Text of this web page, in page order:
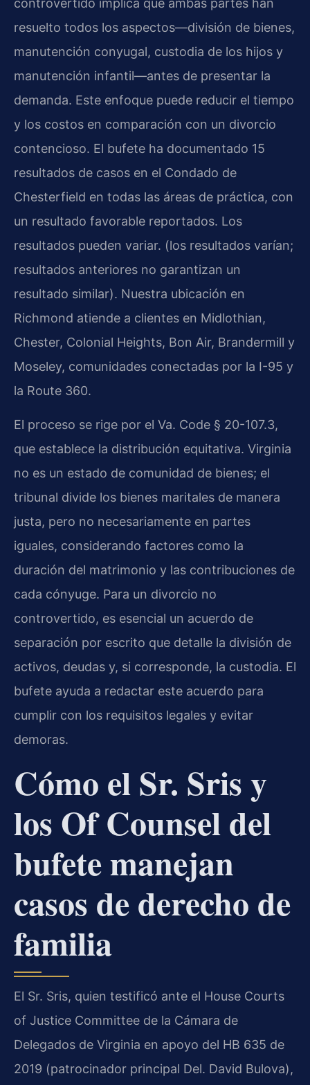
controvertido implica que ambas partes han
resuelto todos los aspectos—división de bienes,
manutención conyugal, custodia de los hijos y
manutención infantil—antes de presentar la
demanda. Este enfoque puede reducir el tiempo
y los costos en comparación con un divorcio
contencioso. El bufete ha documentado 15
resultados de casos en el Condado de
Chesterfield en todas las áreas de práctica, con
un resultado favorable reportados. Los
resultados pueden variar. (los resultados varían;
resultados anteriores no garantizan un
resultado similar). Nuestra ubicación en
Richmond atiende a clientes en Midlothian,
Chester, Colonial Heights, Bon Air, Brandermill y
Moseley, comunidades conectadas por la I-95 y
la Route 360.
El proceso se rige por el Va. Code § 20-107.3,
que establece la distribución equitativa. Virginia
no es un estado de comunidad de bienes; el
tribunal divide los bienes maritales de manera
justa, pero no necesariamente en partes
iguales, considerando factores como la
duración del matrimonio y las contribuciones de
cada cónyuge. Para un divorcio no
controvertido, es esencial un acuerdo de
separación por escrito que detalle la división de
activos, deudas y, si corresponde, la custodia. El
bufete ayuda a redactar este acuerdo para
cumplir con los requisitos legales y evitar
demoras.
Cómo el Sr. Sris y
los Of Counsel del
bufete manejan
casos de derecho de
familia
El Sr. Sris, quien testificó ante el House Courts
of Justice Committee de la Cámara de
Delegados de Virginia en apoyo del HB 635 de
2019 (patrocinador principal Del. David Bulova),